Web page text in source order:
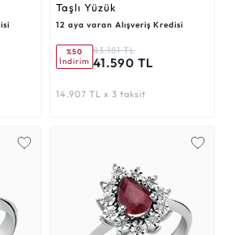
Taşlı Yüzük
12 aya varan Alışveriş Kredisi
%50
İndirim
83.181 TL
41.590 TL
14.907 TL x 3 taksit